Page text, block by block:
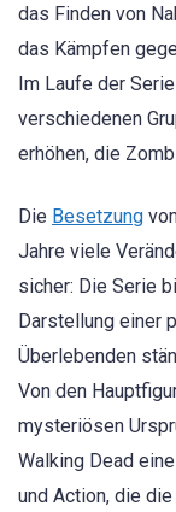
das Finden von
das Kämpfen
Im Laufe der
verschiedenen
erhöhen, die
Die Besetzung
Jahre viele
sicher: Die Serie
Darstellung einer
Überlebenden
Von den
mysteriösen
Walking Dead
und Action, die